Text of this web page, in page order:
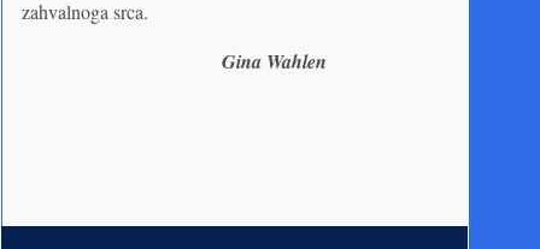
zahvalnoga srca.
Gina Wahlen